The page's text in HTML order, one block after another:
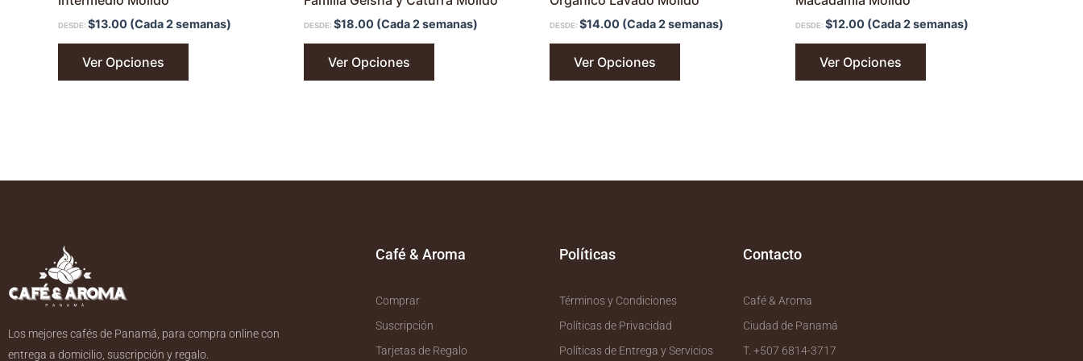
DESDE: $13.00 (Cada 2 semanas)
Ver Opciones
DESDE: $18.00 (Cada 2 semanas)
Ver Opciones
DESDE: $14.00 (Cada 2 semanas)
Ver Opciones
DESDE: $12.00 (Cada 2 semanas)
Ver Opciones
Los mejores cafés de Panamá, para compra online con
entrega a domicilio, suscripción y regalo.
Café & Aroma
Comprar
Suscripción
Tarjetas de Regalo
Políticas
Términos y Condiciones
Políticas de Privacidad
Políticas de Entrega y Servicios
Contacto
Café & Aroma
Ciudad de Panamá
T. +507 6814-3717